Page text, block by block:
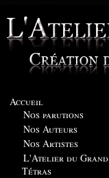
Accueil
Nos parutions
Nos Auteurs
Nos Artistes
L'Atelier du Grand
Tétras